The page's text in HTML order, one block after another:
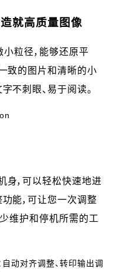
就高质量图像
粒径，能够还原平
致的图片和清晰的小
不刺眼、易于阅读。
身，可以轻松快速地进
能，可让您一次调整
维护和停机所需的工
动对齐调整、转印输出调